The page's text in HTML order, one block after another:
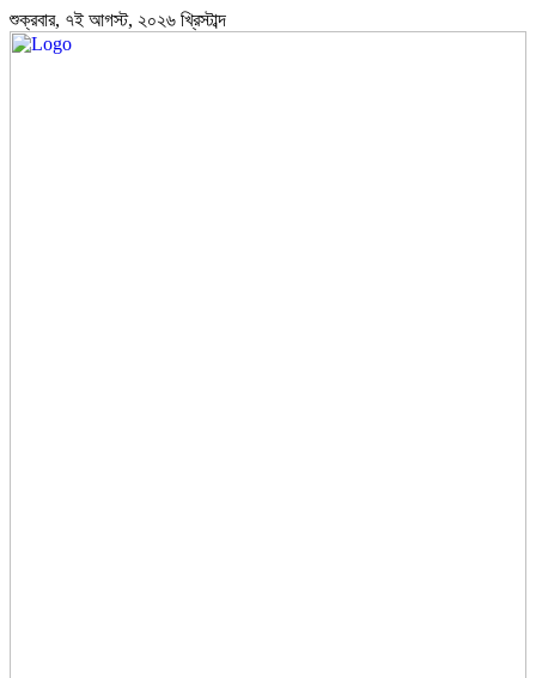
শুক্রবার, ৭ই আগস্ট, ২০২৬ খ্রিস্টাব্দ